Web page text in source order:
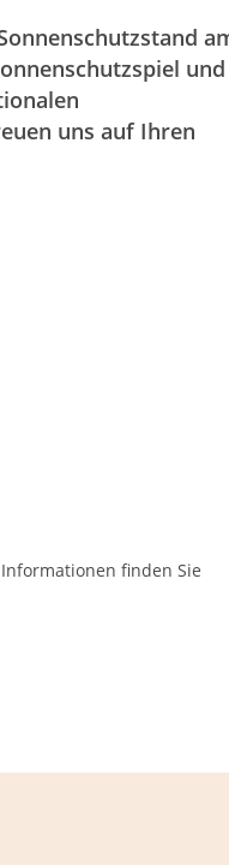
und
uns auf Ihren
finden Sie